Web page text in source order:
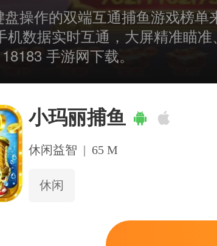
盘操作的双端互通捕鱼游戏榜
机数据实时互通，大屏精准瞄
手游网下载。
小玛丽捕鱼
休闲益智 | 65 M
休闲